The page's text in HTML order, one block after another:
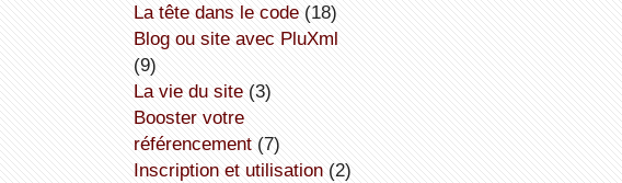
la tête dans le code(18)
Blog ou site avec PluXml
(9)
la vie du site(3)
booster votre
référencement(7)
inscription et utilisation(2)